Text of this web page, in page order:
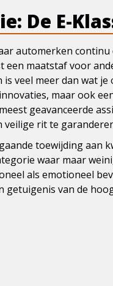
De E-
automerken
een maatstaf voor
is veel meer dan wat
maar ook
geavanceerde
veilige rit te
toewijding aan
waar maar
als emotioneel
getuigenis van de